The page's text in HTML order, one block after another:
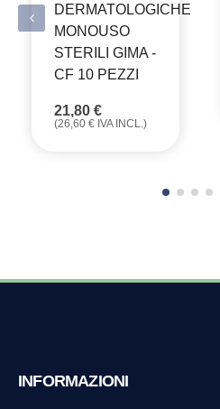
DERMATOLOGICHE
MONOUSO
STERILI GIMA -
CF 10 PEZZI
21,80 €
(26,60 € IVA INCL.)
INFORMAZIONI